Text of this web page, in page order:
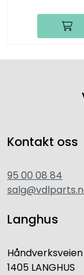
Kontakt oss
95 00 08 84
Langhus
Håndverksveien
1405 LANGHUS